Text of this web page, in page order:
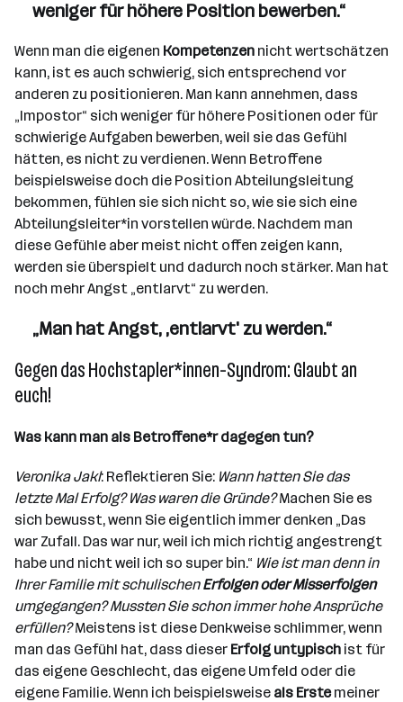
weniger für höhere Position bewerben.“
Wenn man die eigenen Kompetenzen nicht wertschätzen
kann, ist es auch schwierig, sich entsprechend vor
anderen zu positionieren. Man kann annehmen, dass
„Impostor“ sich weniger für höhere Positionen oder für
schwierige Aufgaben bewerben, weil sie das Gefühl
hätten, es nicht zu verdienen. Wenn Betroffene
beispielsweise doch die Position Abteilungsleitung
bekommen, fühlen sie sich nicht so, wie sie sich eine
Abteilungsleiter*in vorstellen würde. Nachdem man
diese Gefühle aber meist nicht offen zeigen kann,
werden sie überspielt und dadurch noch stärker. Man hat
noch mehr Angst „entlarvt“ zu werden.
„Man hat Angst, ,entlarvt' zu werden.“
Gegen das Hochstapler*innen-Syndrom: Glaubt an
euch!
Was kann man als Betroffene*r dagegen tun?
Veronika Jakl: Reflektieren Sie: Wann hatten Sie das
letzte Mal Erfolg? Was waren die Gründe?Machen Sie es
sich bewusst, wenn Sie eigentlich immer denken „Das
war Zufall. Das war nur, weil ich mich richtig angestrengt
habe und nicht weil ich so super bin.“ Wie ist man denn in
Ihrer Familie mit schulischenErfolgen oder Misserfolgen
umgegangen? Mussten Sie schon immer hohe Ansprüche
erfüllen?Meistens ist diese Denkweise schlimmer, wenn
man das Gefühl hat, dass dieser Erfolg untypisch ist für
das eigene Geschlecht, das eigene Umfeld oder die
eigene Familie. Wenn ich beispielsweise als Erstemeiner